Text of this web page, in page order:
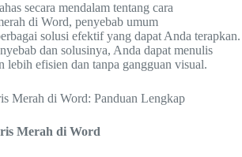
secara mendalam tentang cara
di Word, penyebab umum
solusi efektif yang dapat Anda terapkan.
dan solusinya, Anda dapat menulis
lebih efisien dan tanpa gangguan visual.
Merah di Word